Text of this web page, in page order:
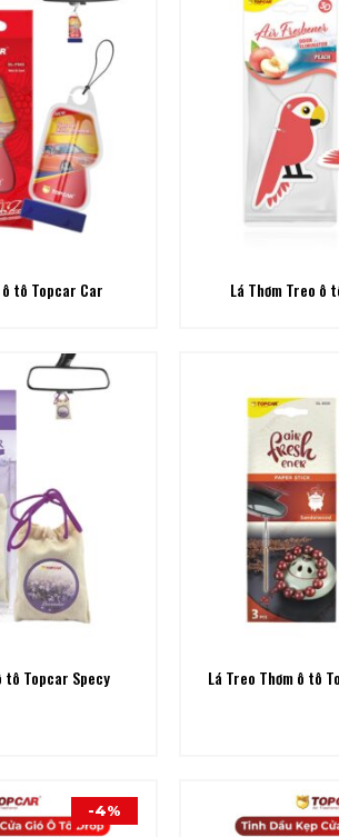
tô Topcar Car Lá Thơm Treo ô
tô Topcar Specy Lá Treo Thơm ô tô
-4%